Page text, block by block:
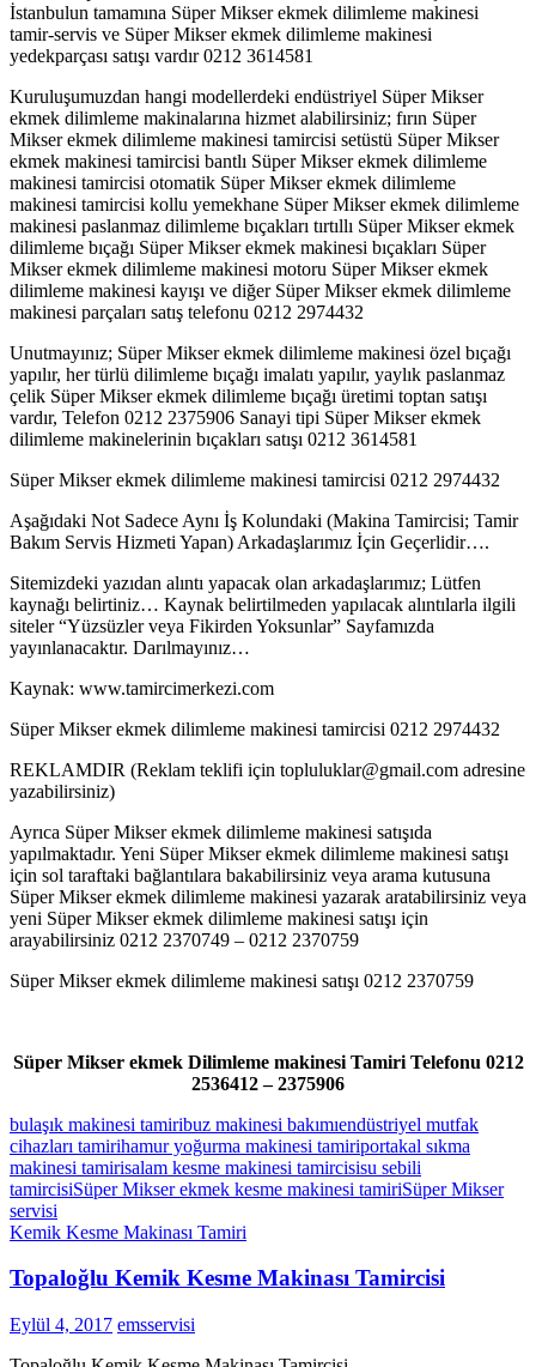
İstanbulun tamamına Süper Mikser ekmek dilimleme makinesi
tamir-servis ve Süper Mikser ekmek dilimleme makinesi
yedekparçası satışı vardır 0212 3614581
Kuruluşumuzdan hangi modellerdeki endüstriyel Süper Mikser
ekmek dilimleme makinalarına hizmet alabilirsiniz; fırın Süper
Mikser ekmek dilimleme makinesi tamircisi setüstü Süper Mikser
ekmek makinesi tamircisi bantlı Süper Mikser ekmek dilimleme
makinesi tamircisi otomatik Süper Mikser ekmek dilimleme
makinesi tamircisi kollu yemekhane Süper Mikser ekmek dilimleme
makinesi paslanmaz dilimleme bıçakları tırtıllı Süper Mikser ekmek
dilimleme bıçağı Süper Mikser ekmek makinesi bıçakları Süper
Mikser ekmek dilimleme makinesi motoru Süper Mikser ekmek
dilimleme makinesi kayışı ve diğer Süper Mikser ekmek dilimleme
makinesi parçaları satış telefonu 0212 2974432
Unutmayınız; Süper Mikser ekmek dilimleme makinesi özel bıçağı
yapılır, her türlü dilimleme bıçağı imalatı yapılır, yaylık paslanmaz
çelik Süper Mikser ekmek dilimleme bıçağı üretimi toptan satışı
vardır, Telefon 0212 2375906 Sanayi tipi Süper Mikser ekmek
dilimleme makinelerinin bıçakları satışı 0212 3614581
Süper Mikser ekmek dilimleme makinesi tamircisi 0212 2974432
Aşağıdaki Not Sadece Aynı İş Kolundaki (Makina Tamircisi; Tamir
Bakım Servis Hizmeti Yapan) Arkadaşlarımız İçin Geçerlidir….
Sitemizdeki yazıdan alıntı yapacak olan arkadaşlarımız; Lütfen
kaynağı belirtiniz… Kaynak belirtilmeden yapılacak alıntılarla ilgili
siteler “Yüzsüzler veya Fikirden Yoksunlar” Sayfamızda
yayınlanacaktır. Darılmayınız…
Kaynak: www.tamircimerkezi.com
Süper Mikser ekmek dilimleme makinesi tamircisi 0212 2974432
REKLAMDIR (Reklam teklifi için topluluklar@gmail.com adresine
yazabilirsiniz)
Ayrıca Süper Mikser ekmek dilimleme makinesi satışıda
yapılmaktadır. Yeni Süper Mikser ekmek dilimleme makinesi satışı
için sol taraftaki bağlantılara bakabilirsiniz veya arama kutusuna
Süper Mikser ekmek dilimleme makinesi yazarak aratabilirsiniz veya
yeni Süper Mikser ekmek dilimleme makinesi satışı için
arayabilirsiniz 0212 2370749 – 0212 2370759
Süper Mikser ekmek dilimleme makinesi satışı 0212 2370759
Süper Mikser ekmek Dilimleme makinesi Tamiri Telefonu 0212
2536412 – 2375906
bulaşık makinesi tamiribuz makinesi bakımıendüstriyel mutfak
cihazları tamirihamur yoğurma makinesi tamiriportakal sıkma
makinesi tamirisalam kesme makinesi tamircisisu sebili
tamircisiSüper Mikser ekmek kesme makinesi tamiriSüper Mikser
servisi
Kemik Kesme Makinası Tamiri
Topaloğlu Kemik Kesme Makinası Tamircisi
Eylül 4, 2017 emsservisi